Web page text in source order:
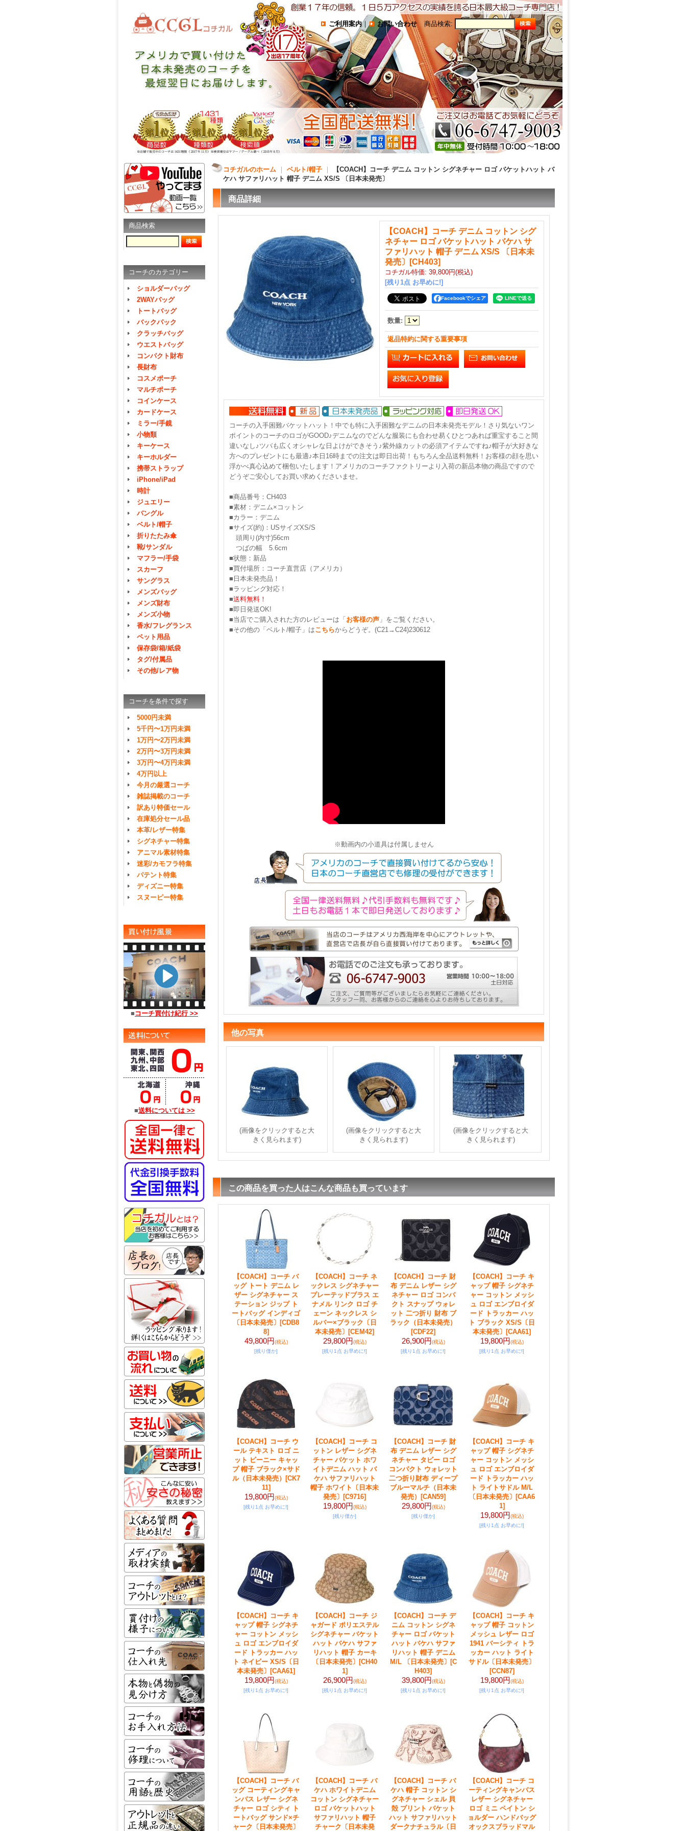
ご利用案内｜ お問い合わせ 商品検索:
商品検索
コーチのカテゴリー
ショルダーバッグ
2WAYバッグ
トートバッグ
バックパック
クラッチバッグ
ウエストバッグ
コンパクト財布
長財布
コスメポーチ
マルチポーチ
コインケース
カードケース
ミラー/手鏡
小物類
キーケース
キーホルダー
携帯ストラップ
iPhone/iPad
時計
ジュエリー
バングル
ベルト/帽子
折りたたみ傘
靴/サンダル
マフラー/手袋
スカーフ
サングラス
メンズバッグ
メンズ財布
メンズ小物
香水/フレグランス
ペット用品
保存袋/箱/紙袋
タグ/付属品
その他/レア物
コーチを条件で探す
5000円未満
5千円〜1万円未満
1万円〜2万円未満
2万円〜3万円未満
3万円〜4万円未満
4万円以上
今月の厳選コーチ
雑誌掲載のコーチ
訳あり特価セール
在庫処分セール品
本革/レザー特集
シグネチャー特集
アニマル素材特集
迷彩/カモフラ特集
パテント特集
ディズニー特集
スヌーピー特集
■ コーチ買付け紀行 >>
■送料については >>
コチガルのホーム ベルト/帽子
【COACH】コーチ デニム コットン シグネチャー ロゴ バケットハット バ
ケハ サファリハット 帽子 デニム XS/S 〔日本未発売〕
商品詳細
【COACH】コーチ デニム コットン シグ
ネチャー ロゴ バケットハット バケハ サ
ファリハット 帽子 デニム XS/S 〔日本未
発売〕
[CH403]
コチガル特価: 39,800円(税込)
[残り1点 お早めに!]
Facebookでシェア
数量:
返品特約に関する重要事項
コーチの入手困難バケットハット！中でも特に入手困難なデニムの日本未発売モデル！さり気ないワン
ポイントのコーチのロゴがGOOD♪デニムなのでどんな服装にも合わせ易くひとつあれば重宝すること間
違いなし♪ツバも広くオシャレな日よけができそう♪紫外線カットの必須アイテムですね♪帽子が大好きな
方へのプレゼントにも最適♪本日16時までの注文は即日出荷！もちろん全品送料無料！お客様の顔を思い
浮かべ真心込めて梱包いたします！アメリカのコーチファクトリーより入荷の新品本物の商品ですので
どうぞご安心してお買い求めくださいませ。
■商品番号：CH403
■素材：デニム×コットン
■カラー：デニム
■サイズ(約)：USサイズXS/S
頭周り(内寸)56cm
つばの幅 5.6cm
■状態：新品
■買付場所：コーチ直営店（アメリカ）
■日本未発売品！
■ラッピング対応！
■送料無料！
■即日発送OK!
■当店でご購入された方のレビューは「 お客様の声 」をご覧ください。
■その他の「ベルト/帽子」はこちらからどうぞ。(C21→C24)230612
※動画内の小道具は付属しません
他の写真
(画像をクリックすると大
きく見られます)
(画像をクリックすると大
きく見られます)
(画像をクリックすると大
きく見られます)
この商品を買った人はこんな商品も買っています
【COACH】コーチ バ
ッグ トート デニム レ
ザー シグネチャー ス
テーション ジップ ト
ートバッグ インディゴ
〔日本未発売〕 [CDB8
8]
49,800円(税込)
[残り僅か]
【COACH】コーチ ネ
ックレス シグネチャー
プレーテッドブラス エ
ナメル リンク ロゴ チ
ェーン ネックレス シ
ルバー×ブラック〔日
本未発売〕 [CEM42]
29,800円(税込)
[残り1点 お早めに!]
【COACH】コーチ 財
布 デニム レザー シグ
ネチャー ロゴ コンパ
クト スナップ ウォレ
ット 二つ折り 財布 ブ
ラック（日本未発売）
[CDF22]
26,900円(税込)
[残り1点 お早めに!]
【COACH】コーチ キ
ャップ 帽子 シグネチ
ャー コットン メッシ
ュ ロゴ エンブロイダ
ード トラッカー ハッ
ト ブラック XS/S〔日
本未発売〕 [CAA61]
19,800円(税込)
[残り1点 お早めに!]
【COACH】コーチ ウ
ール テキスト ロゴ ニ
ット ビーニー キャッ
プ 帽子 ブラック×サド
ル（日本未発売）
[CK7
11]
19,800円(税込)
[残り1点 お早めに!]
【COACH】コーチ コ
ットン レザー シグネ
チャー バケット ホワ
イトデニム ハット バ
ケハ サファリハット
帽子 ホワイト〔日本未
発売〕 [C9716]
19,800円(税込)
[残り僅か]
【COACH】コーチ 財
布 デニム レザー シグ
ネチャー タビー ロゴ
コンパクト ウォレット
二つ折り財布 ディープ
ブルーマルチ（日本未
発売）
[CAN59]
29,800円(税込)
[残り僅か]
【COACH】コーチ キ
ャップ 帽子 シグネチ
ャー コットン メッシ
ュ ロゴ エンブロイダ
ード トラッカー ハッ
ト ライトサドル M/L
〔日本未発売〕 [CAA6
1]
19,800円(税込)
[残り1点 お早めに!]
【COACH】コーチ キ
ャップ 帽子 シグネチ
ャー コットン メッシ
ュ ロゴ エンブロイダ
ード トラッカー ハッ
ト ネイビー XS/S〔日
本未発売〕 [CAA61]
19,800円(税込)
[残り1点 お早めに!]
【COACH】コーチ ジ
ャガード ポリエステル
シグネチャー バケット
ハット バケハ サファ
リハット 帽子 カーキ
〔日本未発売〕 [CH40
1]
26,900円(税込)
[残り1点 お早めに!]
【COACH】コーチ デ
ニム コットン シグネ
チャー ロゴ バケット
ハット バケハ サファ
リハット 帽子 デニム
M/L 〔日本未発売〕 [C
H403]
39,800円(税込)
[残り1点 お早めに!]
【COACH】コーチ キ
ャップ 帽子 コットン
メッシュ レザー ロゴ
1941 バーシティ トラ
ッカー ハット ライト
サドル〔日本未発売〕
[CCN87]
19,800円(税込)
[残り1点 お早めに!]
【COACH】コーチ バ
ッグ コーティングキャ
ンバス レザー シグネ
チャー ロゴ シティ ト
ートバッグ サンド×チ
ャーク〔日本未発売〕
【COACH】コーチ バ
ケハ ホワイトデニム
コットン シグネチャー
ロゴ バケットハット
サファリハット 帽子
チャーク〔日本未発
【COACH】コーチ バ
ケハ 帽子 コットン シ
グネチャー シェル 貝
殻 プリント バケット
ハット サファリハット
ダークナチュラル〔日
【COACH】コーチ コ
ーティングキャンバス
レザー シグネチャー
ロゴ ミニ ペイトン シ
ョルダー ハンドバッグ
オックスブラッドマル